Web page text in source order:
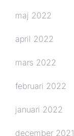
maj 2022
april 2022
mars 2022
februari 2022
januari 2022
december 2021